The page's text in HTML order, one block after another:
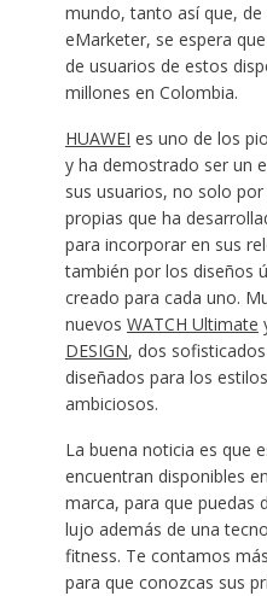
mundo, tanto así que,
eMarketer, se espera
de usuarios de estos
millones en Colombia.
HUAWEI es uno de los
y ha demostrado ser un
sus usuarios, no solo
propias que ha
para incorporar en sus
también por los diseños
creado para cada uno.
nuevos WATCH Ultimate
DESIGN, dos
diseñados para los
ambiciosos.
La buena noticia es que
encuentran disponibles
marca, para que puedas
lujo además de una
fitness. Te contamos
para que conozcas sus